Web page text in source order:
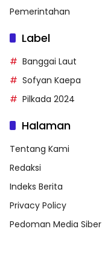
Pemerintahan
Label
Banggai Laut
Sofyan Kaepa
Pilkada 2024
Halaman
Tentang Kami
Redaksi
Indeks Berita
Privacy Policy
Pedoman Media Siber